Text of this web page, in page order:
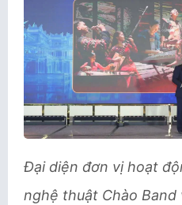
Đại diện đơn vị hoạt
nghệ thuật Chào Band